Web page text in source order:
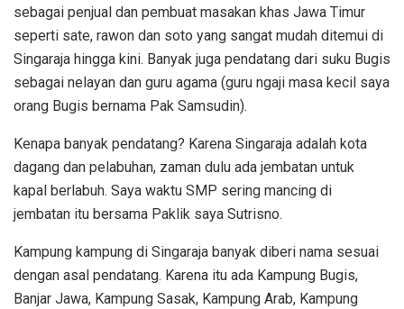
sebagai penjual dan pembuat masakan khas Jawa Timur
seperti sate, rawon dan soto yang sangat mudah ditemui di
Singaraja hingga kini. Banyak juga pendatang dari suku Bugis
sebagai nelayan dan guru agama (guru ngaji masa kecil saya
orang Bugis bernama Pak Samsudin).
Kenapa banyak pendatang? Karena Singaraja adalah kota
dagang dan pelabuhan, zaman dulu ada jembatan untuk
kapal berlabuh. Saya waktu SMP sering mancing di
jembatan itu bersama Paklik saya Sutrisno.
Kampung kampung di Singaraja banyak diberi nama sesuai
dengan asal pendatang. Karena itu ada Kampung Bugis,
Banjar Jawa, Kampung Sasak, Kampung Arab, Kampung